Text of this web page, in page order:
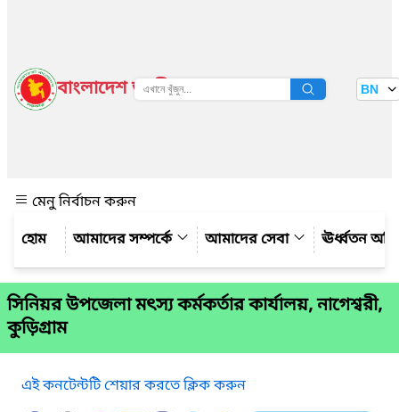
বাংলাদেশ জাতীয় তথ্য বাতায়ন BN
মেনু নির্বাচন করুন
আমাদের সম্পর্কে
আমাদের সেবা ঊর্ধ্বতন
সিনিয়র উপজেলা মৎস্য কর্মকর্তার কার্যালয়, নাগেশ্বরী,
কুড়িগ্রাম
এই কনটেন্টটি শেয়ার করতে ক্লিক করুন